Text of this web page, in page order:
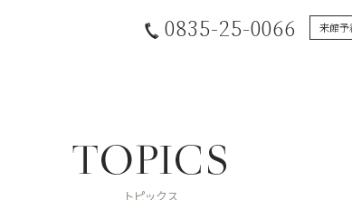
0835-25-0066 来館予